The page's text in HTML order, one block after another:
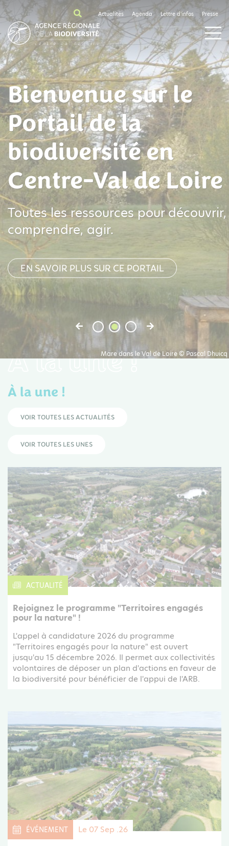
Actualités Agenda Lettre d'infos Presse
Mare dans le Val de Loire © Pascal Dhuicq
Bienvenue sur le
Portail de la
biodiversité en
Centre-Val de Loire
Toutes les ressources pour découvrir,
comprendre, agir.
EN SAVOIR PLUS SUR CE PORTAIL
À la une !
À la une !
VOIR TOUTES LES ACTUALITÉS
VOIR TOUTES LES UNES
ACTUALITÉ
Rejoignez le programme "Territoires engagés
pour la nature" !
L'appel à candidature 2026 du programme
"Territoires engagés pour la nature" est ouvert
jusqu'au 15 décembre 2026. Il permet aux collectivités
volontaires de déposer un plan d'actions en faveur de
la biodiversité pour bénéficier de l'appui de l'ARB.
ÉVÉNEMENT Le 07 Sep .26